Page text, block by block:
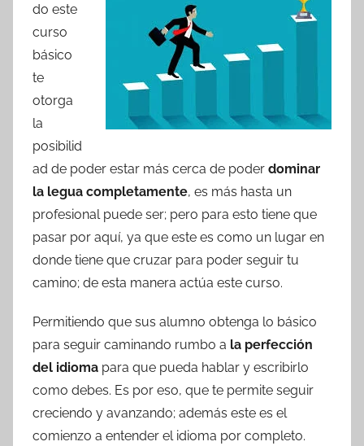
do este
curso
básico
te
otorga
la
posibilid
ad de poder estar más cerca de poder dominar
la legua completamente, es más hasta un
profesional puede ser; pero para esto tiene que
pasar por aquí, ya que este es como un lugar en
donde tiene que cruzar para poder seguir tu
camino; de esta manera actúa este curso.
Permitiendo que sus alumno obtenga lo básico
para seguir caminando rumbo a la perfección
del idioma para que pueda hablar y escribirlo
como debes. Es por eso, que te permite seguir
creciendo y avanzando; además este es el
comienzo a entender el idioma por completo.